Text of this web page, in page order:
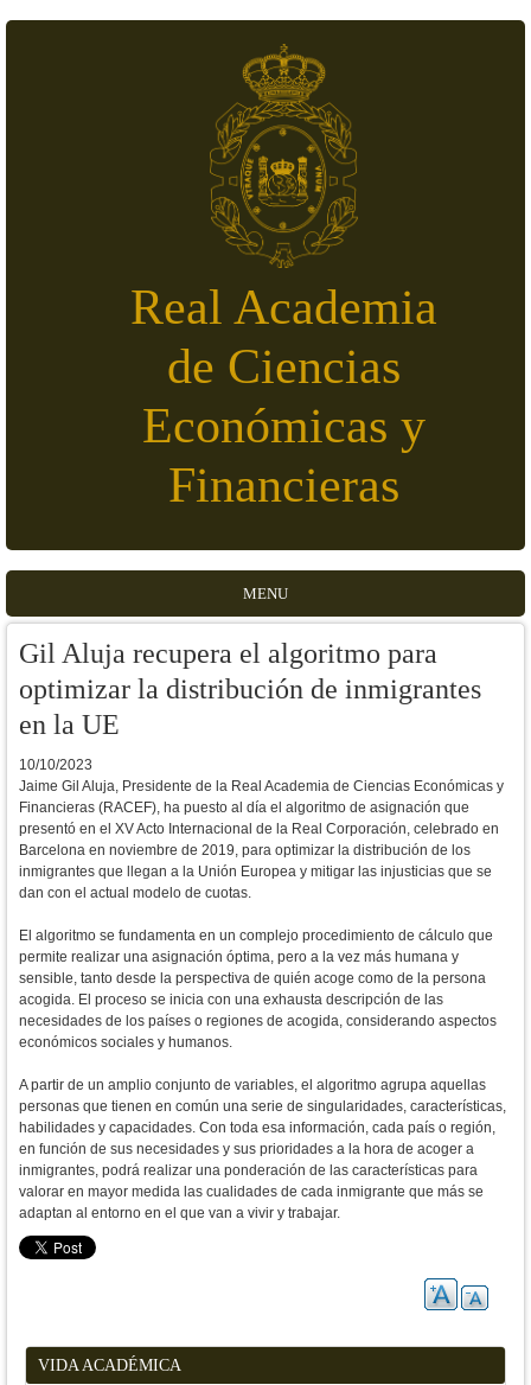
Real Academia
de Ciencias
Económicas y
Financieras
MENU
Gil Aluja recupera el algoritmo para
optimizar la distribución de inmigrantes
en la UE
10/10/2023
Jaime Gil Aluja, Presidente de la Real Academia de Ciencias Económicas y
Financieras (RACEF), ha puesto al día el algoritmo de asignación que
presentó en el XV Acto Internacional de la Real Corporación, celebrado en
Barcelona en noviembre de 2019, para optimizar la distribución de los
inmigrantes que llegan a la Unión Europea y mitigar las injusticias que se
dan con el actual modelo de cuotas.
El algoritmo se fundamenta en un complejo procedimiento de cálculo que
permite realizar una asignación óptima, pero a la vez más humana y
sensible, tanto desde la perspectiva de quién acoge como de la persona
acogida. El proceso se inicia con una exhausta descripción de las
necesidades de los países o regiones de acogida, considerando aspectos
económicos sociales y humanos.
A partir de un amplio conjunto de variables, el algoritmo agrupa aquellas
personas que tienen en común una serie de singularidades, características,
habilidades y capacidades. Con toda esa información, cada país o región,
en función de sus necesidades y sus prioridades a la hora de acoger a
inmigrantes, podrá realizar una ponderación de las características para
valorar en mayor medida las cualidades de cada inmigrante que más se
adaptan al entorno en el que van a vivir y trabajar.
VIDA ACADÉMICA